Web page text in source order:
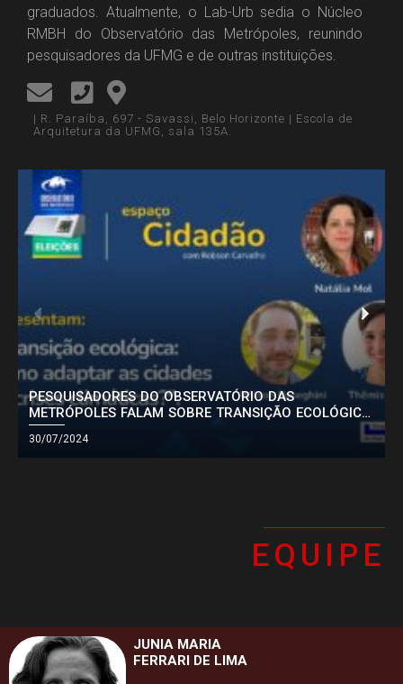
graduados. Atualmente, o Lab-Urb sedia o Núcleo
RMBH do Observatório das Metrópoles, reunindo
pesquisadores da UFMG e de outras instituições.
| R. Paraíba, 697 - Savassi, Belo Horizonte | Escola de
Arquitetura da UFMG, sala 135A.
PESQUISADORES DO OBSERVATÓRIO DAS
METRÓPOLES FALAM SOBRE TRANSIÇÃO ECOLÓGICA
E A ADAPTAÇÃO DAS CIDADES EM ENTREVISTAS
30/07/2024
TODAS AS NOTÍCIAS
EQUIPE
JUNIA MARIA
FERRARI DE LIMA